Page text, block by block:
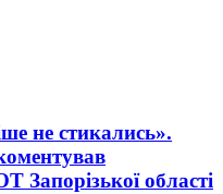
не стикались».
Запорізької області